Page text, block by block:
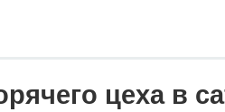
цеха в